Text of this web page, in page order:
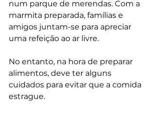
num parque de merendas. Com a
marmita preparada, famílias e
amigos juntam-se para apreciar
uma refeição ao ar livre.
No entanto, na hora de preparar
alimentos, deve ter alguns
cuidados para evitar que a comida
estrague.